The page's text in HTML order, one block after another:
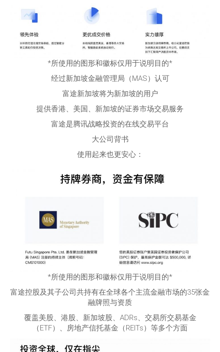
*所使用的图形和徽标仅用于说明目的*
经过新加坡金融管理局（MAS）认可
富途新加坡将为新加坡的用户
提供香港、美国、新加坡的证券市场交易服务
富途是腾讯战略投资的在线交易平台
大公司背书
使用起来也更安心：
*所使用的图形和徽标仅用于说明目的*
富途控股及其子公司共持有在全球各个主流金融市场的35张金
融牌照与资质
覆盖美股、港股、新加坡股、ADRs、交易所交易基金
（ETF）、房地产信托基金（REITs）等多个方面